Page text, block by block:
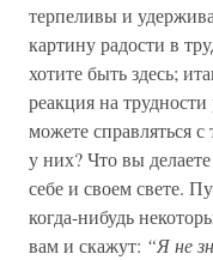
терпеливы и
картину радости в
хотите быть здесь;
реакция на
можете справляться
у них? Что вы
себе и своем свете.
когда-нибудь
вам и скажут: “Я не